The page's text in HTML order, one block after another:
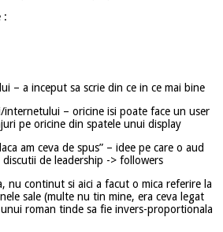
:
– a inceput sa scrie din ce in ce mai bine
– oricine isi poate face un user
pe oricine din spatele unui display
am ceva de spus” – idee pe care o aud
de leadership -> followers
nu continut si aici a facut o mica referire la
sale (multe nu tin mine, era ceva legat
roman tinde sa fie invers-proportionala